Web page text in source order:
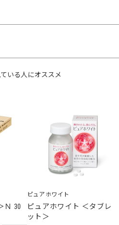
いる人にオススメ
Ｎ 30
ピュアホワイト
ピュアホワイト ＜タブレ
ット＞